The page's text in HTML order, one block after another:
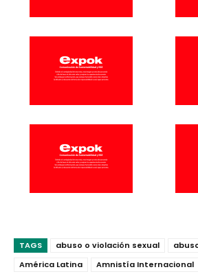
TAGS abuso o violación sexual
América Latina
Amnistía Internacional